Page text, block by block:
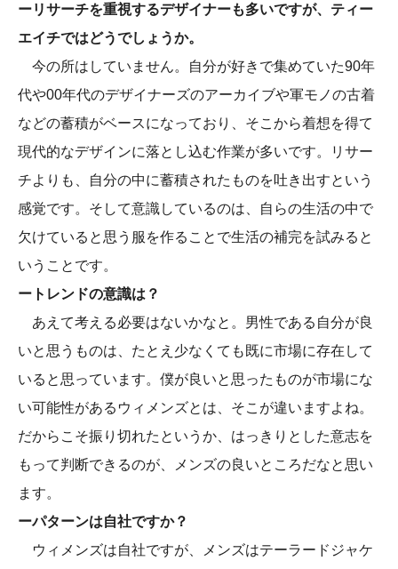
ーリサーチを重視するデザイナーも多いですが、ティー
エイチではどうでしょうか。
今の所はしていません。自分が好きで集めていた90年
代や00年代のデザイナーズのアーカイブや軍モノの古着
などの蓄積がベースになっており、そこから着想を得て
現代的なデザインに落とし込む作業が多いです。リサー
チよりも、自分の中に蓄積されたものを吐き出すという
感覚です。そして意識しているのは、自らの生活の中で
欠けていると思う服を作ることで生活の補完を試みると
いうことです。
ートレンドの意識は？
あえて考える必要はないかなと。男性である自分が良
いと思うものは、たとえ少なくても既に市場に存在して
いると思っています。僕が良いと思ったものが市場にな
い可能性があるウィメンズとは、そこが違いますよね。
だからこそ振り切れたというか、はっきりとした意志を
もって判断できるのが、メンズの良いところだなと思い
ます。
ーパターンは自社ですか？
ウィメンズは自社ですが、メンズはテーラードジャケ